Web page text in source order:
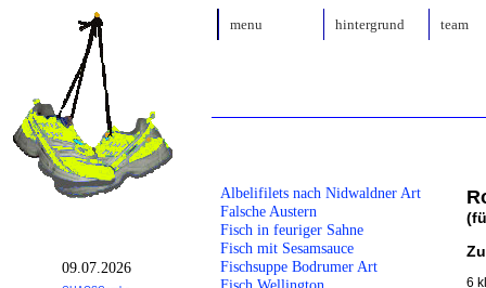
6
Albelifilets nach Nidwaldner Art
Falsche Austern
Fisch in feuriger Sahne
Fisch mit Sesamsauce
Fischsuppe Bodrumer Art
09.07.2026
menu hintergrund team